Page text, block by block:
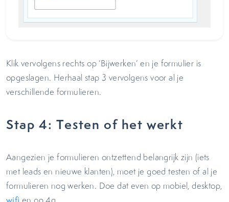
Klik vervolgens rechts op ‘Bijwerken’ en je formulier is
opgeslagen. Herhaal stap 3 vervolgens voor al je
verschillende formulieren.
Stap 4: Testen of het werkt
Aangezien je formulieren ontzettend belangrijk zijn (iets
met leads en nieuwe klanten), moet je goed testen of al je
formulieren nog werken. Doe dat even op mobiel, desktop,